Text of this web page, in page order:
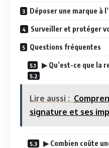
Déposer une marque à
Surveiller et protéger
Questions fréquentes
▶ Qu’est-ce que la
Lire aussi :
signature et ses
▶ Combien coûte